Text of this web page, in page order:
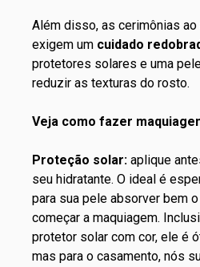
Além disso, as cerimônias ao
exigem um cuidado
protetores solares e uma
reduzir as texturas do rosto.
Veja como fazer
Proteção solar: aplique
seu hidratante. O ideal é
para sua pele absorver bem
começar a maquiagem.
protetor solar com cor, ele é
mas para o casamento, nós